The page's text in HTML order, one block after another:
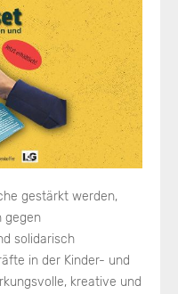
gestärkt werden,
gegen
solidarisch
in der Kinder- und
kreative und